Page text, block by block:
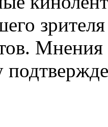
Мнения